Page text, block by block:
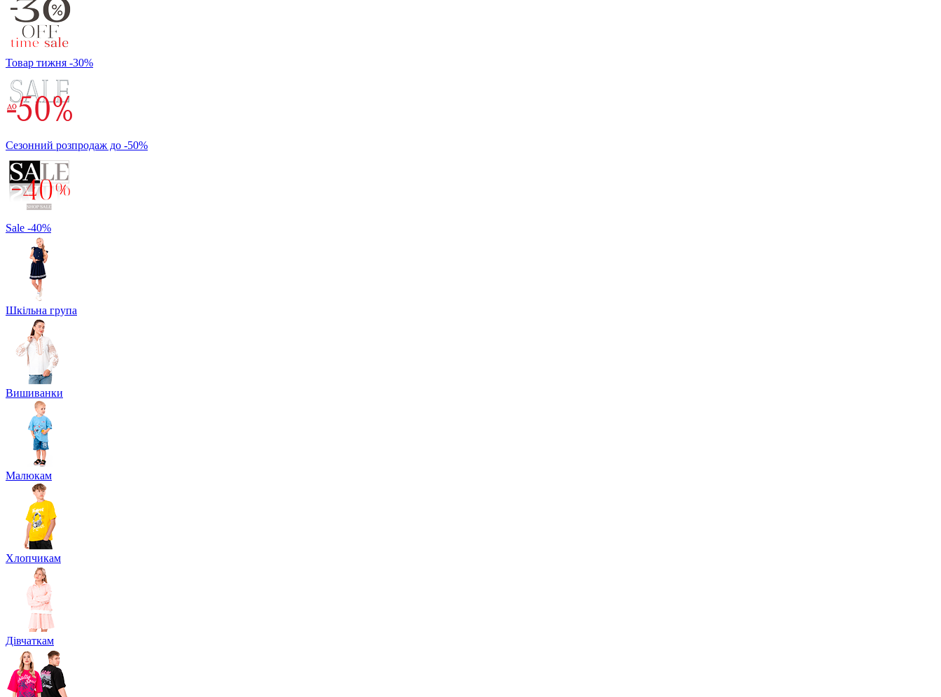
Товар тижня -30%
Сезонний розпродаж до -50%
Sale -40%
Шкільна група
Вишиванки
Малюкам
Хлопчикам
Дівчаткам